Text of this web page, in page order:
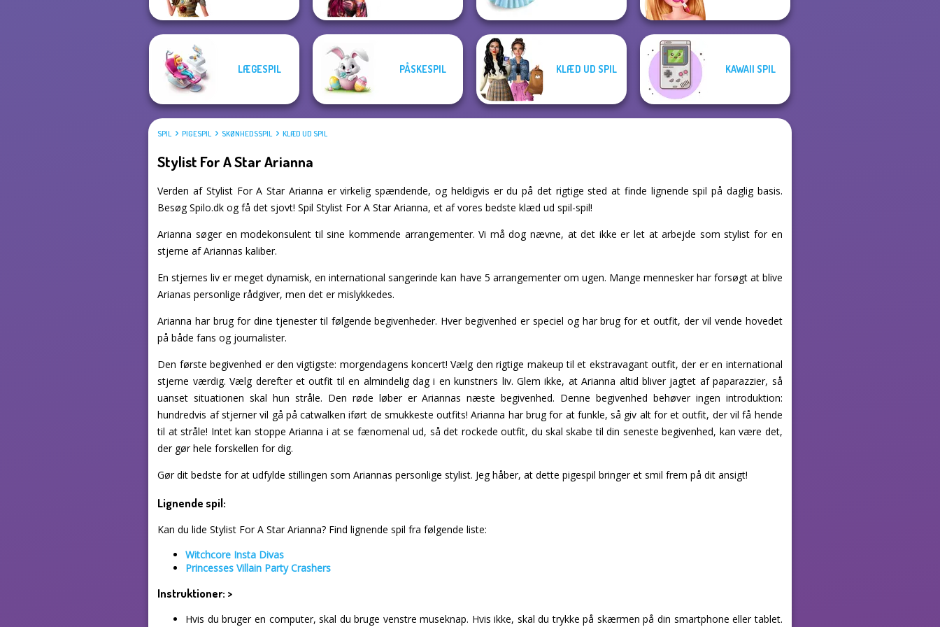
LÆGESPIL PÅSKESPIL KLÆD UD SPIL KAWAII SPIL
SPIL PIGESPIL SKØNHEDSSPIL KLÆD UD SPIL
Stylist For A Star Arianna
Verden af Stylist For A Star Arianna er virkelig spændende, og heldigvis er du på det rigtige sted at finde lignende spil på daglig basis.
Besøg Spilo.dk og få det sjovt! Spil Stylist For A Star Arianna, et af vores bedste klæd ud spil-spil!
Arianna søger en modekonsulent til sine kommende arrangementer. Vi må dog nævne, at det ikke er let at arbejde som stylist for en
stjerne af Ariannas kaliber.
En stjernes liv er meget dynamisk, en international sangerinde kan have 5 arrangementer om ugen. Mange mennesker har forsøgt at blive
Arianas personlige rådgiver, men det er mislykkedes.
Arianna har brug for dine tjenester til følgende begivenheder. Hver begivenhed er speciel og har brug for et outfit, der vil vende hovedet
på både fans og journalister.
Den første begivenhed er den vigtigste: morgendagens koncert! Vælg den rigtige makeup til et ekstravagant outfit, der er en international
stjerne værdig. Vælg derefter et outfit til en almindelig dag i en kunstners liv. Glem ikke, at Arianna altid bliver jagtet af paparazzier, så
uanset situationen skal hun stråle. Den røde løber er Ariannas næste begivenhed. Denne begivenhed behøver ingen introduktion:
hundredvis af stjerner vil gå på catwalken iført de smukkeste outfits! Arianna har brug for at funkle, så giv alt for et outfit, der vil få hende
til at stråle! Intet kan stoppe Arianna i at se fænomenal ud, så det rockede outfit, du skal skabe til din seneste begivenhed, kan være det,
der gør hele forskellen for dig.
Gør dit bedste for at udfylde stillingen som Ariannas personlige stylist. Jeg håber, at dette pigespil bringer et smil frem på dit ansigt!
Lignende spil:
Kan du lide Stylist For A Star Arianna? Find lignende spil fra følgende liste:
Witchcore Insta Divas
Princesses Villain Party Crashers
Instruktioner: >
Hvis du bruger en computer, skal du bruge venstre museknap. Hvis ikke, skal du trykke på skærmen på din smartphone eller tablet.